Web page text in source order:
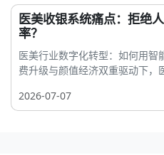
医美收银系统痛点：拒绝
率？
医美行业数字化转型：如何用智
费升级与颜值经济双重驱动下，
2026-07-07